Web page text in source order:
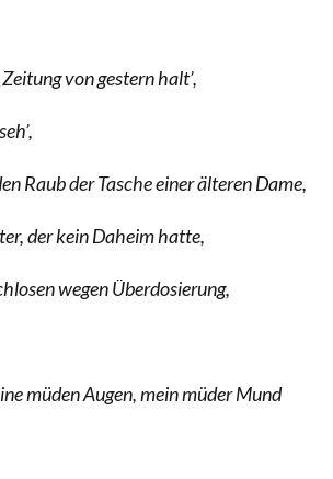
von gestern halt’,
Raub der Tasche einer älteren Dame,
der kein Daheim hatte,
wegen Überdosierung,
müden Augen, mein müder Mund